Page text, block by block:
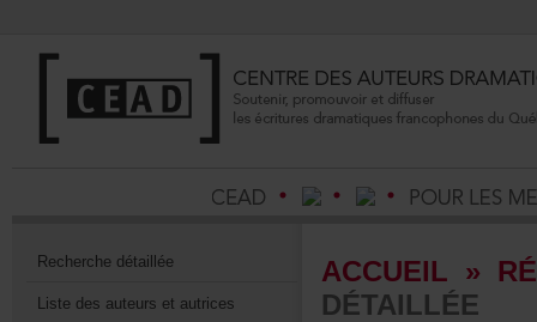
Recherchedétaillée
Listedesauteursetautrices
ACCUEIL »
DÉTAILLÉE